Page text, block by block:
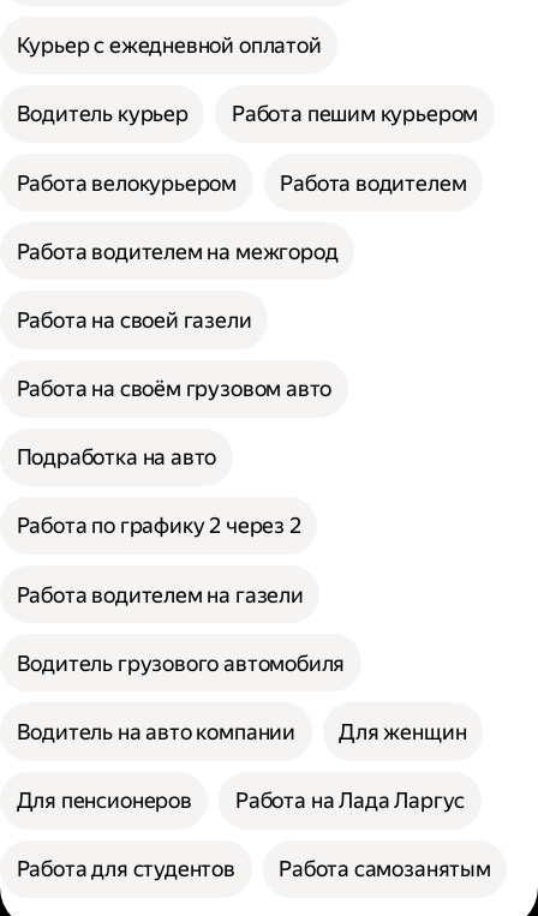
Курьер с ежедневной оплатой
Водитель курьер Работа пешим курьером
Работа велокурьером Работа водителем
Работа водителем на межгород
Работа на своей газели
Работа на своём грузовом авто
Подработка на авто
Работа по графику 2 через 2
Работа водителем на газели
Водитель грузового автомобиля
Водитель на авто компании Для женщин
Для пенсионеров Работа на Лада Ларгус
Работа для студентов Работа самозанятым